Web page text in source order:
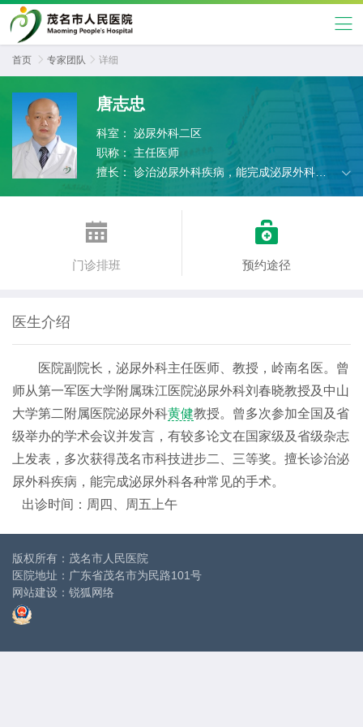
首页  专家团队  详细
唐志忠
科室：
泌尿外科二区
职称： 主任医师
擅长： 诊治泌尿外科疾病，能完成泌尿外科各

门诊排班

预约途径
医生介绍
医院副院长，泌尿外科主任医师、教授 ， 岭南名医。 曾
师从第一军医大学附属珠江医院泌尿外科刘春晓教授及中山
大学第二附属医院泌尿外科黄健教授。曾多次参加全国及省
级举办的学术会议并发言，有较多论文在国家级及省级杂志
上发表，多次获得茂名市科技进步二、三等奖。擅长诊治泌
尿外科疾病，能完成泌尿外科各种常见的手术。
出诊时间：周四、周五上午
版权所有：茂名市人民医院
医院地址：广东省茂名市为民路101号
网站建设 ： 锐狐网络